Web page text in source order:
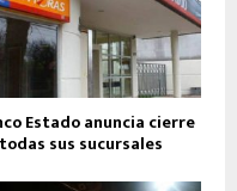
Estado anuncia cierre
sus sucursales